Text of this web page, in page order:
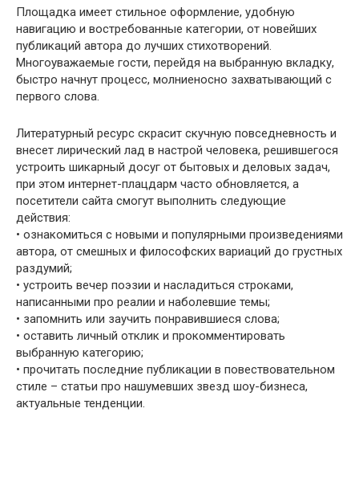
Площадка имеет стильное оформление, удобную
навигацию и востребованные категории, от новейших
публикаций автора до лучших стихотворений.
Многоуважаемые гости, перейдя на выбранную вкладку,
быстро начнут процесс, молниеносно захватывающий с
первого слова.
Литературный ресурс скрасит скучную повседневность и
внесет лирический лад в настрой человека, решившегося
устроить шикарный досуг от бытовых и деловых задач,
при этом интернет-плацдарм часто обновляется, а
посетители сайта смогут выполнить следующие
действия:
• ознакомиться с новыми и популярными произведениями
автора, от смешных и философских вариаций до грустных
раздумий;
• устроить вечер поэзии и насладиться строками,
написанными про реалии и наболевшие темы;
• запомнить или заучить понравившиеся слова;
• оставить личный отклик и прокомментировать
выбранную категорию;
• прочитать последние публикации в повествовательном
стиле – статьи про нашумевших звезд шоу-бизнеса,
актуальные тенденции.